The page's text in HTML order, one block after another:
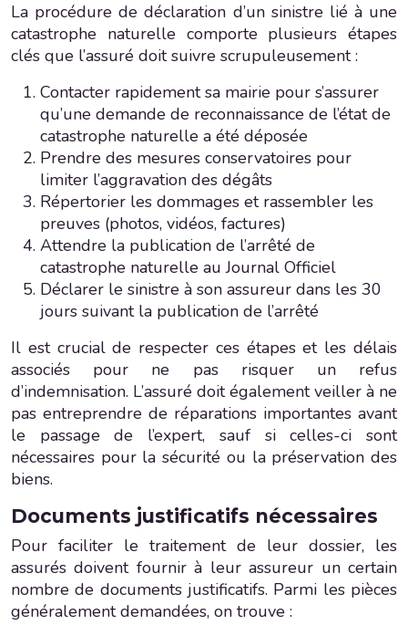
La procédure de déclaration d’un sinistre lié à une
catastrophe naturelle comporte plusieurs étapes
clés que l’assuré doit suivre scrupuleusement :
Contacter rapidement sa mairie pour s’assurer
qu’une demande de reconnaissance de l’état de
catastrophe naturelle a été déposée
Prendre des mesures conservatoires pour
limiter l’aggravation des dégâts
Répertorier les dommages et rassembler les
preuves (photos, vidéos, factures)
Attendre la publication de l’arrêté de
catastrophe naturelle au Journal Officiel
Déclarer le sinistre à son assureur dans les 30
jours suivant la publication de l’arrêté
Il est crucial de respecter ces étapes et les délais
associés pour ne pas risquer un refus
d’indemnisation. L’assuré doit également veiller à ne
pas entreprendre de réparations importantes avant
le passage de l’expert, sauf si celles-ci sont
nécessaires pour la sécurité ou la préservation des
biens.
Documents justificatifs nécessaires
Pour faciliter le traitement de leur dossier, les
assurés doivent fournir à leur assureur un certain
nombre de documents justificatifs. Parmi les pièces
généralement demandées, on trouve :